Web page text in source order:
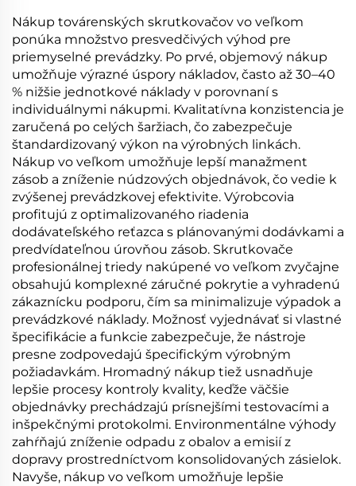
Nákup továrenských skrutkovačov vo veľkom
ponúka množstvo presvedčivých výhod pre
priemyselné prevádzky. Po prvé, objemový nákup
umožňuje výrazné úspory nákladov, často až 30–40
% nižšie jednotkové náklady v porovnaní s
individuálnymi nákupmi. Kvalitatívna konzistencia je
zaručená po celých šaržiach, čo zabezpečuje
štandardizovaný výkon na výrobných linkách.
Nákup vo veľkom umožňuje lepší manažment
zásob a zníženie núdzových objednávok, čo vedie k
zvýšenej prevádzkovej efektivite. Výrobcovia
profitujú z optimalizovaného riadenia
dodávateľského reťazca s plánovanými dodávkami a
predvídateľnou úrovňou zásob. Skrutkovače
profesionálnej triedy nakúpené vo veľkom zvyčajne
obsahujú komplexné záručné pokrytie a vyhradenú
zákaznícku podporu, čím sa minimalizuje výpadok a
prevádzkové náklady. Možnosť vyjednávať si vlastné
špecifikácie a funkcie zabezpečuje, že nástroje
presne zodpovedajú špecifickým výrobným
požiadavkám. Hromadný nákup tiež usnadňuje
lepšie procesy kontroly kvality, keďže väčšie
objednávky prechádzajú prísnejšími testovacími a
inšpekčnými protokolmi. Environmentálne výhody
zahŕňajú zníženie odpadu z obalov a emisií z
dopravy prostredníctvom konsolidovaných zásielok.
Navyše, nákup vo veľkom umožňuje lepšie